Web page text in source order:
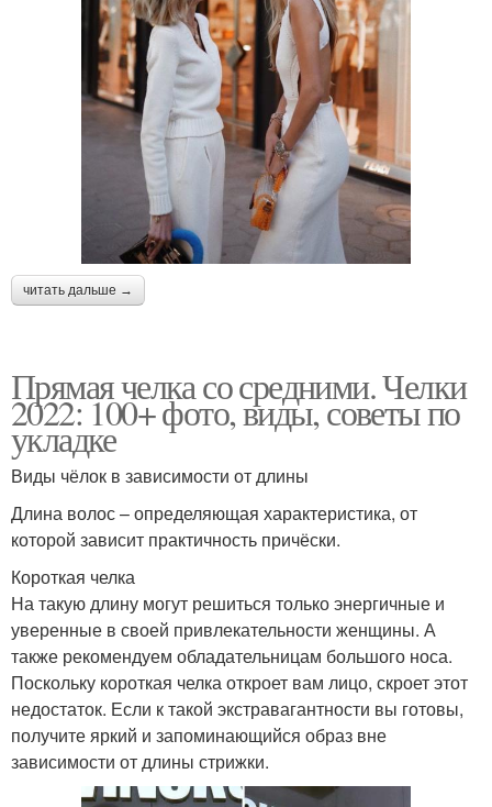
читать дальше →
Прямая челка со средними. Челки
2022: 100+ фото, виды, советы по
укладке
Виды чёлок в зависимости от длины
Длина волос – определяющая характеристика, от
которой зависит практичность причёски.
Короткая челка
На такую длину могут решиться только энергичные и
уверенные в своей привлекательности женщины. А
также рекомендуем обладательницам большого носа.
Поскольку короткая челка откроет вам лицо, скроет этот
недостаток. Если к такой экстравагантности вы готовы,
получите яркий и запоминающийся образ вне
зависимости от длины стрижки.